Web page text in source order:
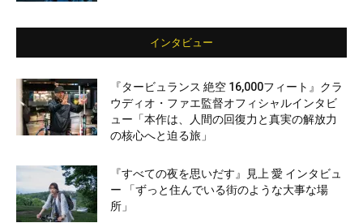
インタビュー
『タービュランス 絶空 16,000フィート』クラ
ウディオ・ファエ監督オフィシャルインタビ
ュー「本作は、人間の回復力と真実の解放力
の核心へと迫る旅」
『すべての夜を思いだす』見上 愛 インタビュ
ー 「ずっと住んでいる街のような大事な場
所」